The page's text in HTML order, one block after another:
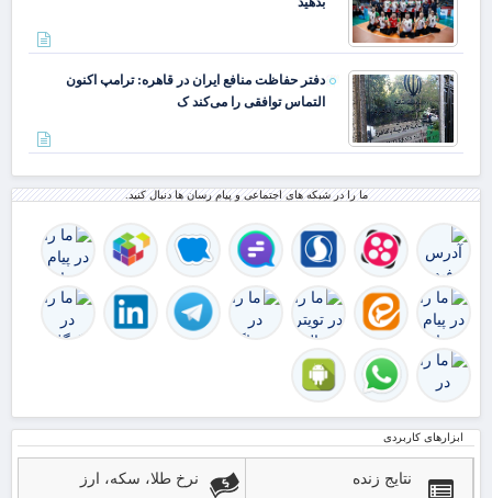
دفتر حفاظت منافع ایران در قاهره: ترامپ اکنون
التماس توافقی را می‌کند ک
ما را در شبکه های اجتماعی و پیام رسان ها دنبال کنید.
ابزارهای کاربردی
نتایج زنده نرخ طلا، سکه، ارز